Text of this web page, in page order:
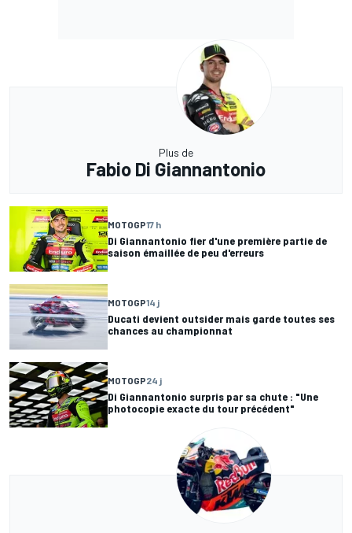
Plus de
Fabio Di Giannantonio
MOTOGP17 h
Di Giannantonio fier d'une première partie de
saison émaillée de peu d'erreurs
MOTOGP14 j
Ducati devient outsider mais garde toutes ses
chances au championnat
MOTOGP24 j
Di Giannantonio surpris par sa chute : "Une
photocopie exacte du tour précédent"